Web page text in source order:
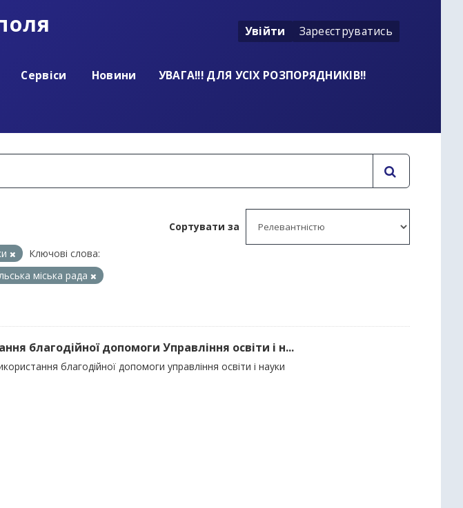
Увійти Зареєструватись
Сервіси Новини
УВАГА!!! ДЛЯ УСІХ РОЗПОРЯДНИКІВ!!
Сортувати за
Ключові слова:
міська рада
благодійної допомоги Управління освіти і н...
благодійної допомоги управління освіти і науки